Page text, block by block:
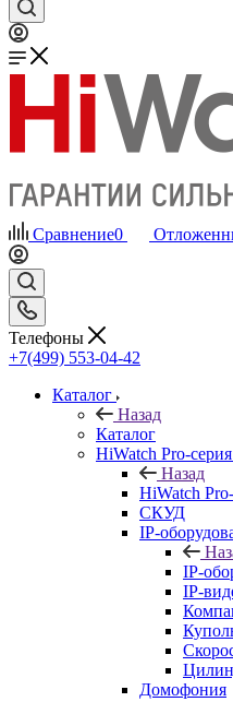
Сравнение0
Телефоны
+7(499) 553-04-42
Каталог
Назад
Каталог
HiWatch Pro-серия
Назад
HiWatch
CКУД
IP-
IP-
IP-
Домофония